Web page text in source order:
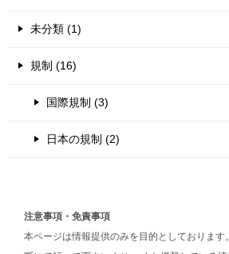
未分類 (1)
規制 (16)
国際規制 (3)
日本の規制 (2)
注意事項・免責事項
本ページは情報提供のみを目的としております